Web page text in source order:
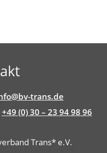
trans.de
+49 (0) 30 – 23 94 98 96
Trans* e.V.